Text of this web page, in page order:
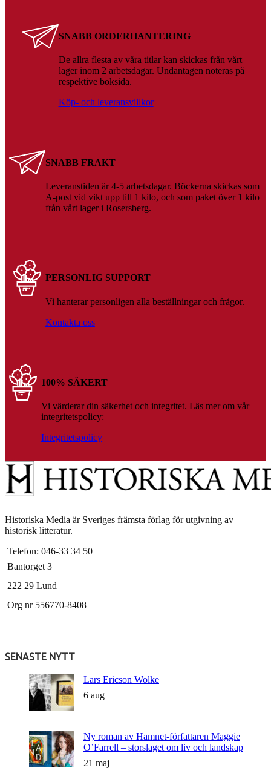
SNABB ORDERHANTERING
De allra flesta av våra titlar kan skickas från vårt
lager inom 2 arbetsdagar. Undantagen noteras på
respektive boksida.
Köp- och leveransvillkor
SNABB FRAKT
Leveranstiden är 4-5 arbetsdagar. Böckerna skickas som
A-post vid vikt upp till 1 kilo, och som paket över 1 kilo
från vårt lager i Rosersberg.
PERSONLIG SUPPORT
Vi hanterar personligen alla beställningar och frågor.
Kontakta oss
100% SÄKERT
Vi värderar din säkerhet och integritet. Läs mer om vår
integritetspolicy:
Integritetspolicy
Historiska Media är Sveriges främsta förlag för utgivning av
historisk litteratur.
Telefon: 046-33 34 50
Bantorget 3
222 29 Lund
Org nr 556770-8408
SENASTE NYTT
Lars Ericson Wolke
6 aug
Ny roman av Hamnet-författaren Maggie
O’Farrell – storslaget om liv och landskap
21 maj